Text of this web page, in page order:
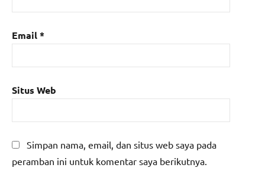
Email*
Situs Web
Simpan nama, email, dan situs web saya pada
peramban ini untuk komentar saya berikutnya.